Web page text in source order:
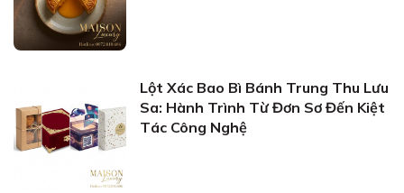
Lột Xác Bao Bì Bánh Trung Thu Lưu
Sa: Hành Trình Từ Đơn Sơ Đến Kiệt
Tác Công Nghệ